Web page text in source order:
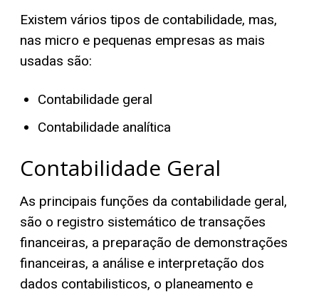
Existem vários tipos de contabilidade, mas,
nas micro e pequenas empresas as mais
usadas são:
Contabilidade geral
Contabilidade analítica
Contabilidade Geral
As principais funções da contabilidade geral,
são o registro sistemático de transações
financeiras, a preparação de demonstrações
financeiras, a análise e interpretação dos
dados contabilisticos, o planeamento e